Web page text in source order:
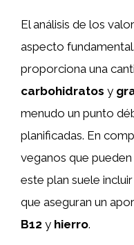
El análisis de los
aspecto
proporciona una
carbohidratos y
menudo un punto
planificadas. En
veganos que
este plan suele
que aseguran un
B12 y hierro.